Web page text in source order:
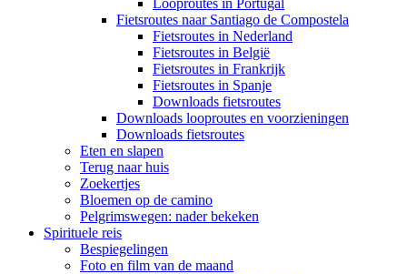
Looproutes in Portugal
Fietsroutes naar Santiago de Compostela
Fietsroutes in Nederland
Fietsroutes in België
Fietsroutes in Frankrijk
Fietsroutes in Spanje
Downloads fietsroutes
Downloads looproutes en voorzieningen
Downloads fietsroutes
Eten en slapen
Terug naar huis
Zoekertjes
Bloemen op de camino
Pelgrimswegen: nader bekeken
Spirituele reis
Bespiegelingen
Foto en film van de maand